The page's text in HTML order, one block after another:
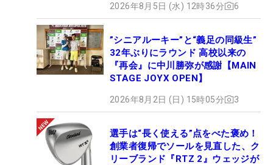
2026年8月5日 (水) 12時36分 6
”シニアルーキー”と“義足の同級生”
32年ぶりにラウンド 高校以来の
『再会』に中川勝弥が感謝【MAIN
STAGE JOYX OPEN】
2026年8月2日 (日) 15時05分 3
選手は“長く使える”点をべた褒め！
創業者復帰でソールを見直した、ク
リーブランド『RTZ 2』ウェッジが